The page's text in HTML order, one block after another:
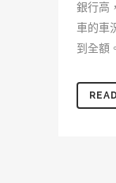
銀行高
車的車
到全額